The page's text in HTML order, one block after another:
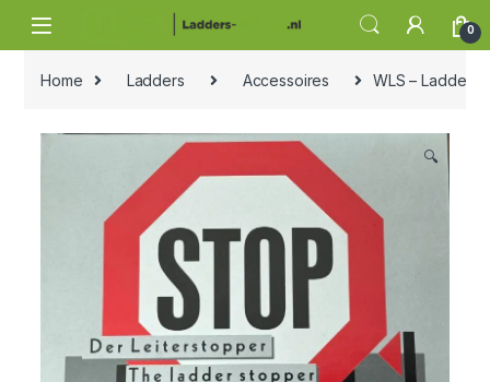
0
Home Ladders Accessoires WLS –
🔍